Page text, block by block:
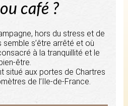
café ?
hors du stress et de
semble s’être arrêté et où
à la tranquillité et le
être.
situé aux portes de Chartres
de l’Ile-de-France.